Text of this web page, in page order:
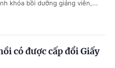
khóa bồi dưỡng giảng viên,...
có được cấp đổi Giấy